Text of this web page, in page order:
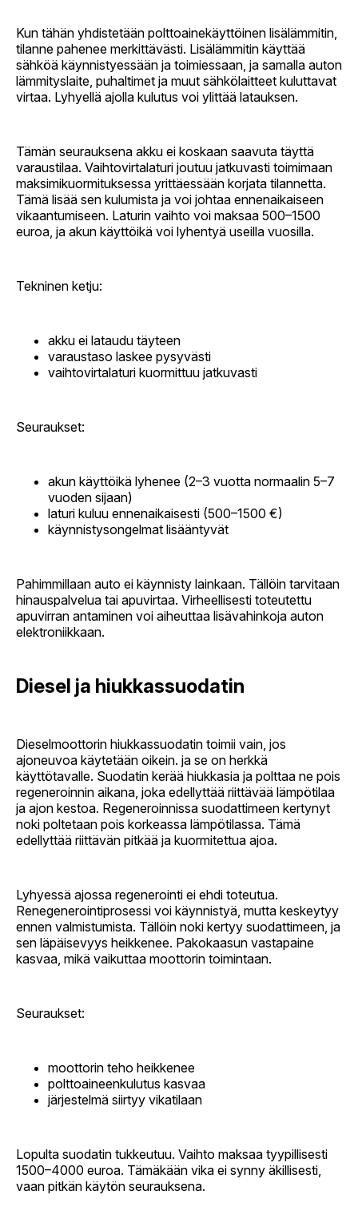
Kun tähän yhdistetään polttoainekäyttöinen lisälämmitin,
tilanne pahenee merkittävästi. Lisälämmitin käyttää
sähköä käynnistyessään ja toimiessaan, ja samalla auton
lämmityslaite, puhaltimet ja muut sähkölaitteet kuluttavat
virtaa. Lyhyellä ajolla kulutus voi ylittää latauksen.
Tämän seurauksena akku ei koskaan saavuta täyttä
varaustilaa. Vaihtovirtalaturi joutuu jatkuvasti toimimaan
maksimikuormituksessa yrittäessään korjata tilannetta.
Tämä lisää sen kulumista ja voi johtaa ennenaikaiseen
vikaantumiseen. Laturin vaihto voi maksaa 500–1500
euroa, ja akun käyttöikä voi lyhentyä useilla vuosilla.
Tekninen ketju:
akku ei lataudu täyteen
varaustaso laskee pysyvästi
vaihtovirtalaturi kuormittuu jatkuvasti
Seuraukset:
akun käyttöikä lyhenee (2–3 vuotta normaalin 5–7
vuoden sijaan)
laturi kuluu ennenaikaisesti (500–1500 €)
käynnistysongelmat lisääntyvät
Pahimmillaan auto ei käynnisty lainkaan. Tällöin tarvitaan
hinauspalvelua tai apuvirtaa. Virheellisesti toteutettu
apuvirran antaminen voi aiheuttaa lisävahinkoja auton
elektroniikkaan.
Diesel ja hiukkassuodatin
Dieselmoottorin hiukkassuodatin toimii vain, jos
ajoneuvoa käytetään oikein. ja se on herkkä
käyttötavalle. Suodatin kerää hiukkasia ja polttaa ne pois
regeneroinnin aikana, joka edellyttää riittävää lämpötilaa
ja ajon kestoa. Regeneroinnissa suodattimeen kertynyt
noki poltetaan pois korkeassa lämpötilassa. Tämä
edellyttää riittävän pitkää ja kuormitettua ajoa.
Lyhyessä ajossa regenerointi ei ehdi toteutua.
Renegenerointiprosessi voi käynnistyä, mutta keskeytyy
ennen valmistumista. Tällöin noki kertyy suodattimeen, ja
sen läpäisevyys heikkenee. Pakokaasun vastapaine
kasvaa, mikä vaikuttaa moottorin toimintaan.
Seuraukset:
moottorin teho heikkenee
polttoaineenkulutus kasvaa
järjestelmä siirtyy vikatilaan
Lopulta suodatin tukkeutuu. Vaihto maksaa tyypillisesti
1500–4000 euroa. Tämäkään vika ei synny äkillisesti,
vaan pitkän käytön seurauksena.